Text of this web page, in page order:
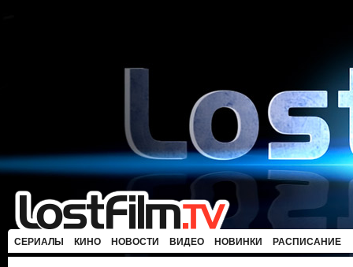
СЕРИАЛЫ КИНО НОВОСТИ ВИДЕО НОВИНКИ РАСПИСАНИЕ